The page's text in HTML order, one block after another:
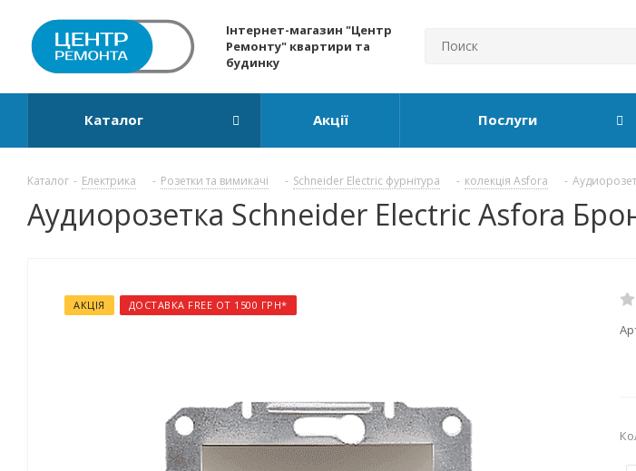
Інтернет-магазин "Центр
Ремонту" квартири та
будинку
Каталог Акції Послуги
Каталог - Електрика - Розетки та вимикачі - Schneider Electric фурнітура - колекція Asfora -
Аудиорозетка Schneider Electric Asfora
АКЦІЯ ДОСТАВКА FREE ОТ 1500 ГРН*